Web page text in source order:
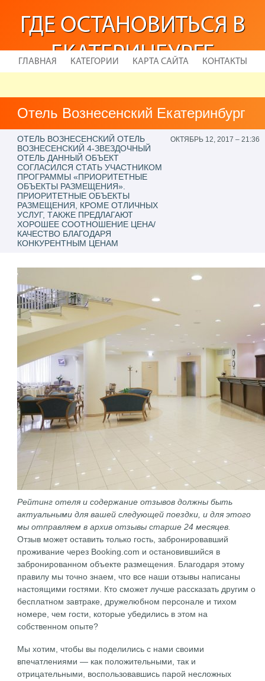
ГДЕ ОСТАНОВИТЬСЯ В
ЕКАТЕРИНБУРГЕ
ГЛАВНАЯ КАТЕГОРИИ КАРТА САЙТА КОНТАКТЫ
Отель Вознесенский Екатеринбург
ОТЕЛЬ ВОЗНЕСЕНСКИЙ ОТЕЛЬ
ВОЗНЕСЕНСКИЙ 4-ЗВЕЗДОЧНЫЙ
ОТЕЛЬ ДАННЫЙ ОБЪЕКТ
СОГЛАСИЛСЯ СТАТЬ УЧАСТНИКОМ
ПРОГРАММЫ «ПРИОРИТЕТНЫЕ
ОБЪЕКТЫ РАЗМЕЩЕНИЯ».
ПРИОРИТЕТНЫЕ ОБЪЕКТЫ
РАЗМЕЩЕНИЯ, КРОМЕ ОТЛИЧНЫХ
УСЛУГ, ТАКЖЕ ПРЕДЛАГАЮТ
ХОРОШЕЕ СООТНОШЕНИЕ ЦЕНА/
КАЧЕСТВО БЛАГОДАРЯ
КОНКУРЕНТНЫМ ЦЕНАМ
ОКТЯБРЬ 12, 2017 – 21:36
Рейтинг отеля и содержание отзывов должны быть
актуальными для вашей следующей поездки, и для этого
мы отправляем в архив отзывы старше 24 месяцев.
Отзыв может оставить только гость, забронировавший
проживание через Booking.com и остановившийся в
забронированном объекте размещения. Благодаря этому
правилу мы точно знаем, что все наши отзывы написаны
настоящими гостями. Кто сможет лучше рассказать другим о
бесплатном завтраке, дружелюбном персонале и тихом
номере, чем гости, которые убедились в этом на
собственном опыте?
Мы хотим, чтобы вы поделились с нами своими
впечатлениями — как положительными, так и
отрицательными, воспользовавшись парой несложных